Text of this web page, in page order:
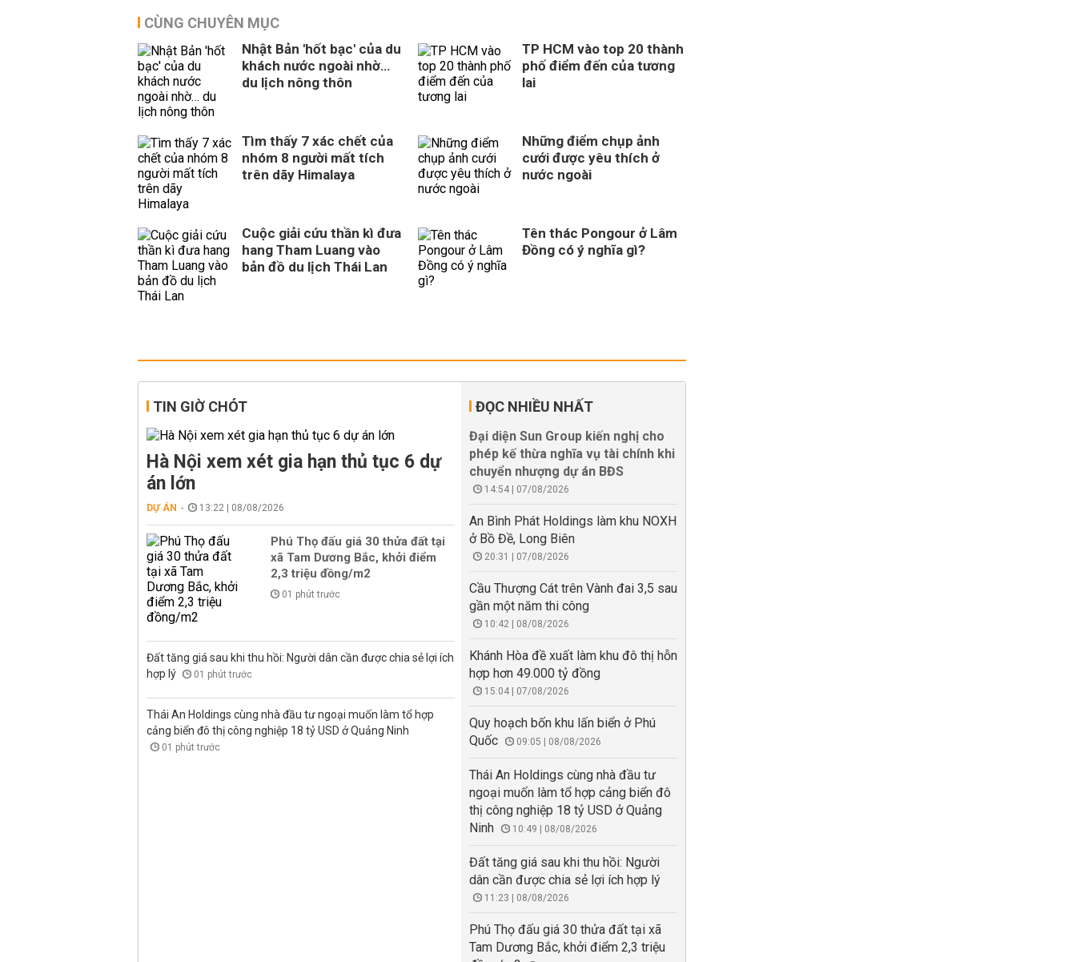
CÙNG CHUYÊN MỤC
Nhật Bản 'hốt bạc' của du
khách nước ngoài nhờ…
du lịch nông thôn
TP HCM vào top 20 thành
phố điểm đến của tương
lai
Tìm thấy 7 xác chết của
nhóm 8 người mất tích
trên dãy Himalaya
Những điểm chụp ảnh
cưới được yêu thích ở
nước ngoài
Cuộc giải cứu thần kì đưa
hang Tham Luang vào
bản đồ du lịch Thái Lan
Tên thác Pongour ở Lâm
Đồng có ý nghĩa gì?
TIN GIỜ CHÓT
Hà Nội xem xét gia hạn thủ tục 6 dự
án lớn
DỰ ÁN 13:22 | 08/08/2026
Phú Thọ đấu giá 30 thửa đất tại
xã Tam Dương Bắc, khởi điểm
2,3 triệu đồng/m2
01 phút trước
Đất tăng giá sau khi thu hồi: Người dân cần được chia sẻ lợi ích
hợp lý
01 phút trước
Thái An Holdings cùng nhà đầu tư ngoại muốn làm tổ hợp
cảng biển đô thị công nghiệp 18 tỷ USD ở Quảng Ninh
01 phút trước
ĐỌC NHIỀU NHẤT
Đại diện Sun Group kiến nghị cho
phép kế thừa nghĩa vụ tài chính khi
chuyển nhượng dự án BĐS
14:54 | 07/08/2026
An Bình Phát Holdings làm khu NOXH
ở Bồ Đề, Long Biên
20:31 | 07/08/2026
Cầu Thượng Cát trên Vành đai 3,5 sau
gần một năm thi công
10:42 | 08/08/2026
Khánh Hòa đề xuất làm khu đô thị hỗn
hợp hơn 49.000 tỷ đồng
15:04 | 07/08/2026
Quy hoạch bốn khu lấn biển ở Phú
Quốc
09:05 | 08/08/2026
Thái An Holdings cùng nhà đầu tư
ngoại muốn làm tổ hợp cảng biển đô
thị công nghiệp 18 tỷ USD ở Quảng
Ninh
10:49 | 08/08/2026
Đất tăng giá sau khi thu hồi: Người
dân cần được chia sẻ lợi ích hợp lý
11:23 | 08/08/2026
Phú Thọ đấu giá 30 thửa đất tại xã
Tam Dương Bắc, khởi điểm 2,3 triệu